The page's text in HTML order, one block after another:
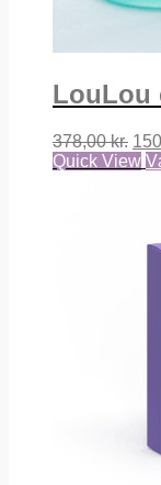
LouLou
378,00kr. Den
Quick View